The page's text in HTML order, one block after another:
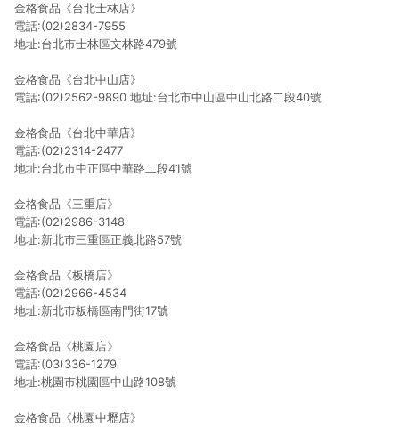
金格食品《台北士林店》
電話:(02)2834-7955
地址:台北市士林區文林路479號
金格食品《台北中山店》
電話:(02)2562-9890 地址:台北市中山區中山北路二段40號
金格食品《台北中華店》
電話:(02)2314-2477
地址:台北市中正區中華路二段41號
金格食品《三重店》
電話:(02)2986-3148
地址:新北市三重區正義北路57號
金格食品《板橋店》
電話:(02)2966-4534
地址:新北市板橋區南門街17號
金格食品《桃園店》
電話:(03)336-1279
地址:桃園市桃園區中山路108號
金格食品《桃園中壢店》